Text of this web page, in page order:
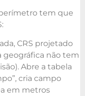
tem que
CRS projetado
geográfica não tem
Abre a tabela
cria campo
em metros